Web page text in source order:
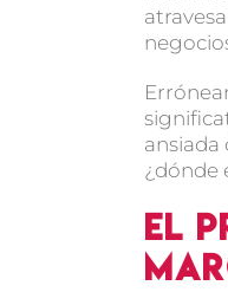
ansiada
¿dónde
El